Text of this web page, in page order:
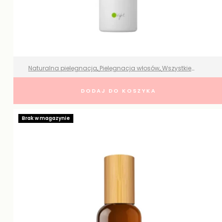
Naturalna pielęgnacja, Pielęgnacja włosów,Wszystkie
produkty
149,00zł
DODAJ DO KOSZYKA
Brak w magazynie